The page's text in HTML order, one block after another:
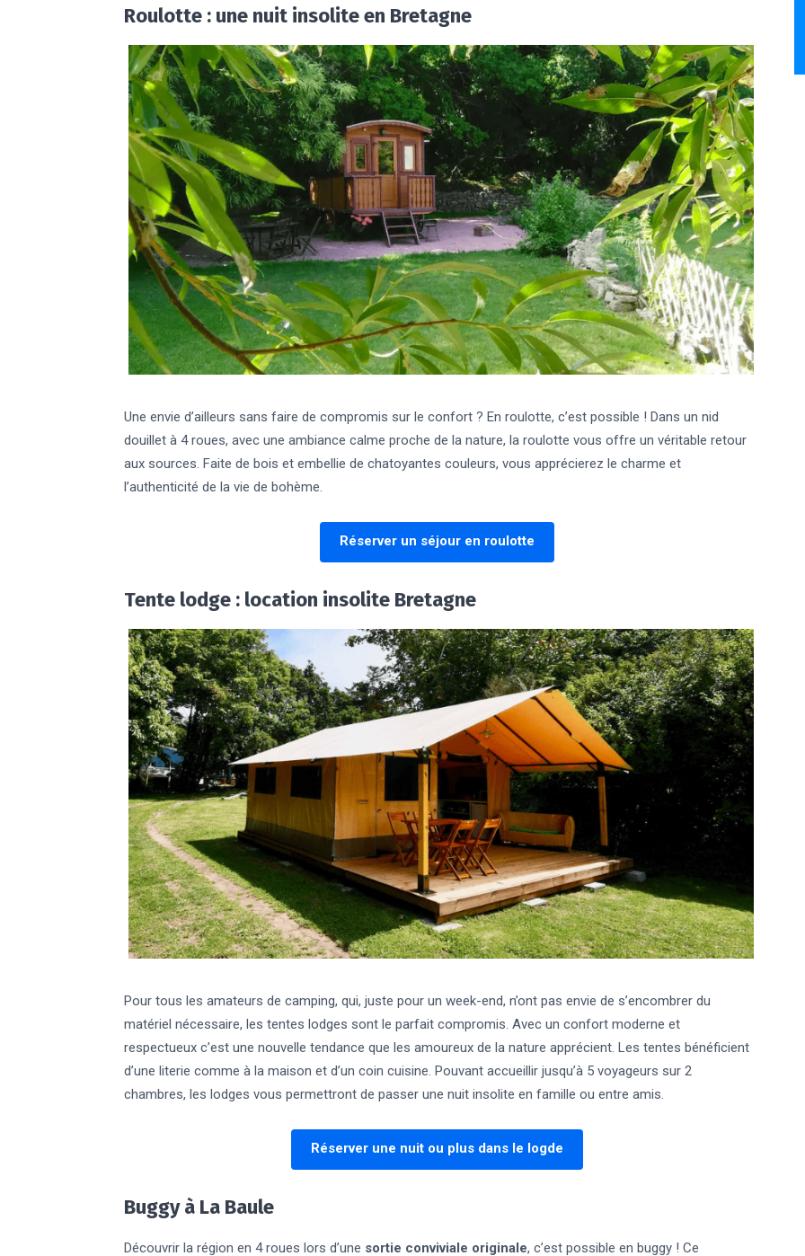
Roulotte : une nuit insolite en Bretagne
Une envie d’ailleurs sans faire de compromis sur le confort ? En roulotte, c’est possible ! Dans un nid
douillet à 4 roues, avec une ambiance calme proche de la nature, la roulotte vous offre un véritable retour
aux sources. Faite de bois et embellie de chatoyantes couleurs, vous apprécierez le charme et
l’authenticité de la vie de bohème.
Réserver un séjour en roulotte
Tente lodge : location insolite Bretagne
Pour tous les amateurs de camping, qui, juste pour un week-end, n’ont pas envie de s’encombrer du
matériel nécessaire, les tentes lodges sont le parfait compromis. Avec un confort moderne et
respectueux c’est une nouvelle tendance que les amoureux de la nature apprécient. Les tentes bénéficient
d’une literie comme à la maison et d’un coin cuisine. Pouvant accueillir jusqu’à 5 voyageurs sur 2
chambres, les lodges vous permettront de passer une nuit insolite en famille ou entre amis.
Réserver une nuit ou plus dans le logde
Buggy à La Baule
Découvrir la région en 4 roues lors d’une sortie conviviale originale, c’est possible en buggy ! Ce